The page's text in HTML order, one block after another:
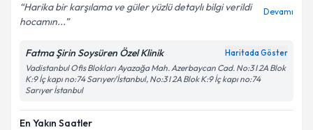
Harika bir karşılama ve güler yüzlü detaylı bilgi verildi
hocamın...
Devamı
Fatma Şirin Soysüren Özel Klinik Haritada Göster
Vadistanbul Ofis Blokları Ayazağa Mah. Azerbaycan Cad. No:3 I 2A Blok
K:9 İç kapı no:74 Sarıyer/İstanbul, No:3 I 2A Blok K:9 İç kapı no:74
Sarıyer İstanbul
En Yakın Saatler